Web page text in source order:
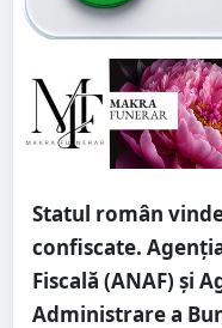
Statul român
confiscate.
Fiscală (ANAF) și
Administrare a